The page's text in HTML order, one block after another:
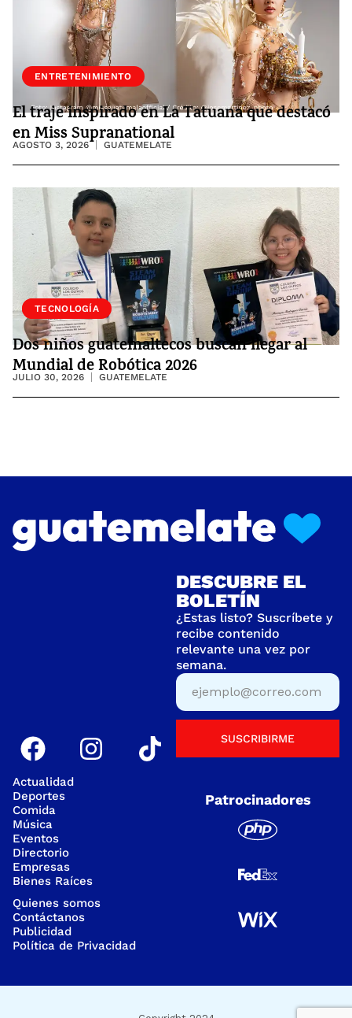
ENTRETENIMIENTO
El traje inspirado en La Tatuana que destacó
en Miss Supranational
AGOSTO 3, 2026 GUATEMELATE
SOCIEDAD
TECNOLOGÍA
Dos niños guatemaltecos buscan llegar al
Mundial de Robótica 2026
JULIO 30, 2026 GUATEMELATE
Actualidad
Deportes
Comida
Música
Eventos
Directorio
Empresas
Bienes Raíces
Quienes somos
Contáctanos
Publicidad
Política de Privacidad
DESCUBRE EL
BOLETÍN
¿Estas listo? Suscríbete y
recibe contenido
relevante una vez por
semana.
SUSCRIBIRME
Patrocinadores